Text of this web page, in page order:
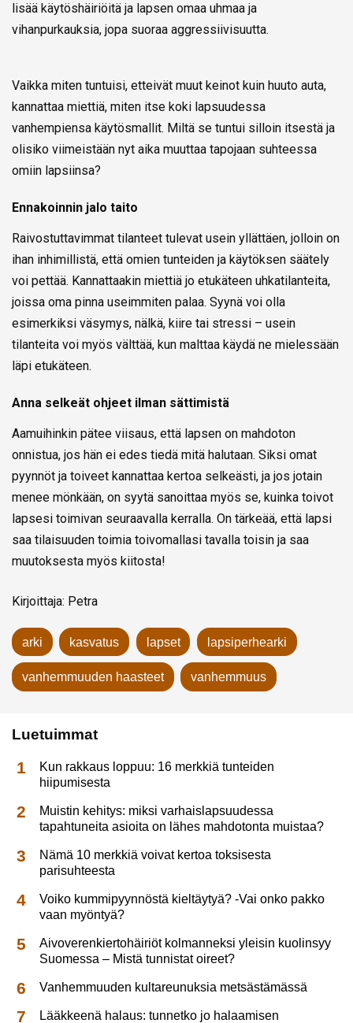
lisää käytöshäiriöitä ja lapsen omaa uhmaa ja
vihanpurkauksia, jopa suoraa aggressiivisuutta.
Vaikka miten tuntuisi, etteivät muut keinot kuin huuto auta,
kannattaa miettiä, miten itse koki lapsuudessa
vanhempiensa käytösmallit. Miltä se tuntui silloin itsestä ja
olisiko viimeistään nyt aika muuttaa tapojaan suhteessa
omiin lapsiinsa?
Ennakoinnin jalo taito
Raivostuttavimmat tilanteet tulevat usein yllättäen, jolloin on
ihan inhimillistä, että omien tunteiden ja käytöksen säätely
voi pettää. Kannattaakin miettiä jo etukäteen uhkatilanteita,
joissa oma pinna useimmiten palaa. Syynä voi olla
esimerkiksi väsymys, nälkä, kiire tai stressi – usein
tilanteita voi myös välttää, kun malttaa käydä ne mielessään
läpi etukäteen.
Anna selkeät ohjeet ilman sättimistä
Aamuihinkin pätee viisaus, että lapsen on mahdoton
onnistua, jos hän ei edes tiedä mitä halutaan. Siksi omat
pyynnöt ja toiveet kannattaa kertoa selkeästi, ja jos jotain
menee mönkään, on syytä sanoittaa myös se, kuinka toivot
lapsesi toimivan seuraavalla kerralla. On tärkeää, että lapsi
saa tilaisuuden toimia toivomallasi tavalla toisin ja saa
muutoksesta myös kiitosta!
Kirjoittaja: Petra
arki kasvatus lapset lapsiperhearki
vanhemmuuden haasteet vanhemmuus
Luetuimmat
Kun rakkaus loppuu: 16 merkkiä tunteiden
hiipumisesta
Muistin kehitys: miksi varhaislapsuudessa
tapahtuneita asioita on lähes mahdotonta muistaa?
Nämä 10 merkkiä voivat kertoa toksisesta
parisuhteesta
Voiko kummipyynnöstä kieltäytyä? -Vai onko pakko
vaan myöntyä?
Aivoverenkiertohäiriöt kolmanneksi yleisin kuolinsyy
Suomessa – Mistä tunnistat oireet?
Vanhemmuuden kultareunuksia metsästämässä
Lääkkeenä halaus: tunnetko jo halaamisen